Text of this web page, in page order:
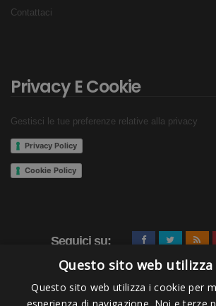
Contattaci
Privacy E Cookie
Gestisci le tue preferenze relative alla privacy
Privacy Policy
Cookie Policy
Seguici su:
Questo sito web utilizza
Questo sito web utilizza i cookie per